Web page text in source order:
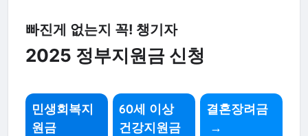
빠진게 없는지 꼭! 챙기자
2025 정부지원금 신청
민생회복지
원금
60세 이상
건강지원금
결혼장려금
→